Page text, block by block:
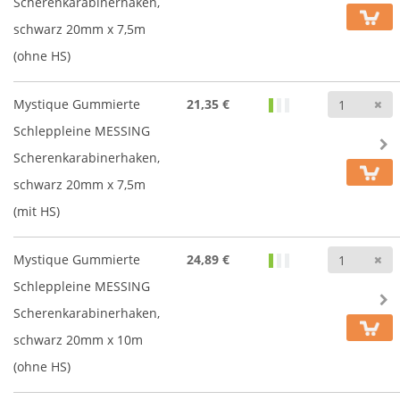
schwarz 20mm x 7,5m
(ohne HS)
Mystique Gummierte
Schleppleine MESSING
Scherenkarabinerhaken,
schwarz 20mm x 7,5m
(mit HS)
21,35 €
Mystique Gummierte
Schleppleine MESSING
Scherenkarabinerhaken,
schwarz 20mm x 10m
(ohne HS)
24,89 €